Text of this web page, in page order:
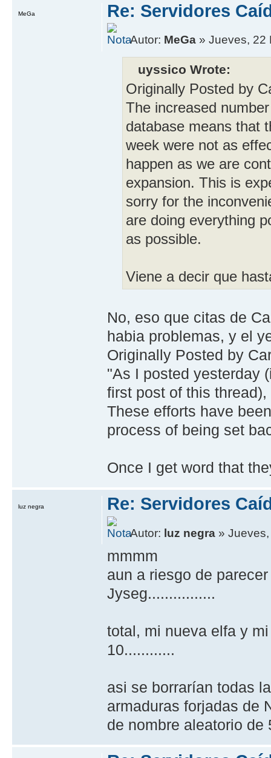
Re: Servidores
Autor: MeGa » Jueves, 22
uyssico Wrote:
Originally Posted by
The increased
database means that
week were not as
happen as we are
expansion. This is
sorry for the
are doing everything
as possible.
Viene a decir que
No, eso que citas de
habia problemas, y el
Originally Posted by
"As I posted yesterday
first post of this
These efforts have
process of being set
Once I get word that
MeGa
Re: Servidores
Autor: luz negra »
mmmm
aun a riesgo de
Jyseg................
total, mi nueva elfa y
10............
asi se borrarían todas
armaduras forjadas de
de nombre aleatorio de
luz negra